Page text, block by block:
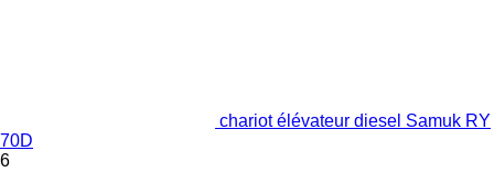
chariot élévateur diesel Samuk RY
70D
6